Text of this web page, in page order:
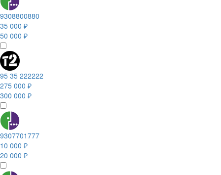
9308800880
35 000 ₽
50 000 ₽
95 35 222222
275 000 ₽
300 000 ₽
9307701777
10 000 ₽
20 000 ₽